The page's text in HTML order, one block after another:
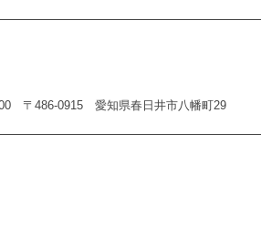
〒486-0915 愛知県春日井市八幡町29